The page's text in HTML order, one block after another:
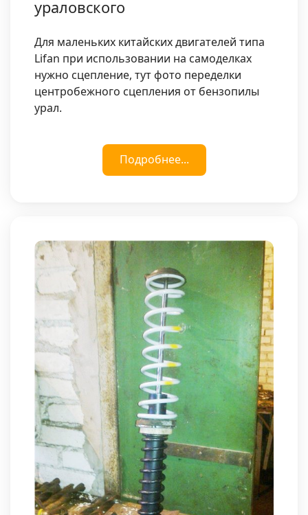
ураловского
Для маленьких китайских двигателей типа
Lifan при использовании на самоделках
нужно сцепление, тут фото переделки
центробежного сцепления от бензопилы
урал.
Подробнее...